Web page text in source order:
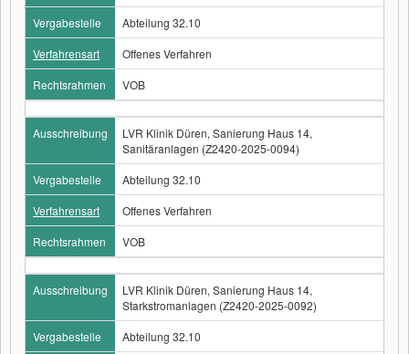
Vergabestelle
Abteilung 32.10
Verfahrensart
Offenes Verfahren
Rechtsrahmen
VOB
Ausschreibung
LVR Klinik Düren, Sanierung Haus 14,
Sanitäranlagen (Z2420-2025-0094)
Vergabestelle
Abteilung 32.10
Verfahrensart
Offenes Verfahren
Rechtsrahmen
VOB
Ausschreibung
LVR Klinik Düren, Sanierung Haus 14,
Starkstromanlagen (Z2420-2025-0092)
Vergabestelle
Abteilung 32.10